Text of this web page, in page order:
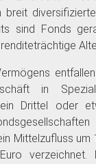
breit
sind Fonds
in
ein Drittel oder
Mittelzufluss